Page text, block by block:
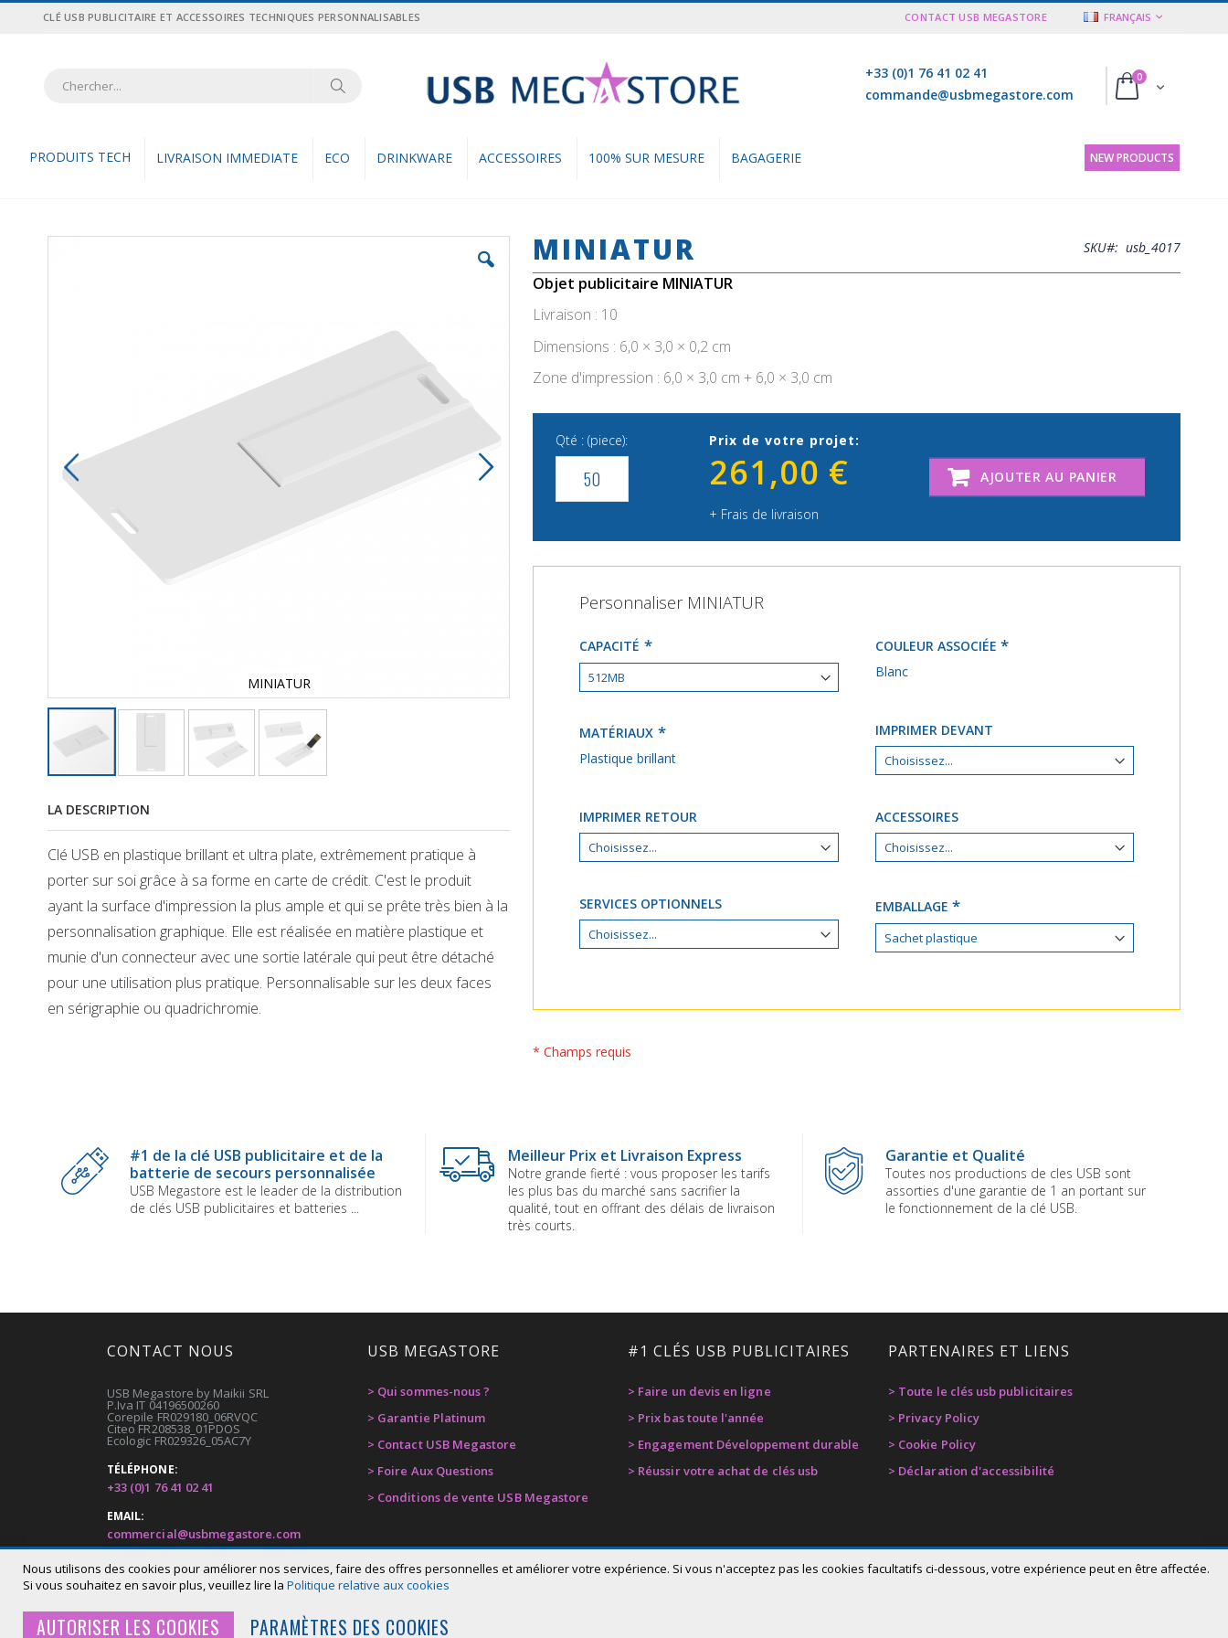
Allez
LANGUEFRANÇAIS
CLÉ USB PUBLICITAIRE ET ACCESSOIRES TECHNIQUES PERSONNALISABLES CONTACT USB MEGASTORE
Cart
0articles
Rechercher
+33 (0)1 76 41 02 41
commande@usbmegastore.com
PRODUITS TECH LIVRAISON IMMEDIATE ECO DRINKWARE ACCESSOIRES 100% SUR MESURE BAGAGERIE NEW PRODUCTS
MINIATUR
LA DESCRIPTION
Clé USB en plastique brillant et ultra plate, extrêmement pratique à
porter sur soi grâce à sa forme en carte de crédit. C'est le produit
ayant la surface d'impression la plus ample et qui se prête très bien à la
personnalisation graphique. Elle est réalisée en matière plastique et
munie d'un connecteur avec une sortie latérale qui peut être détaché
pour une utilisation plus pratique. Personnalisable sur les deux faces
en sérigraphie ou quadrichromie.
gallery
MINIATUR SKU usb_4017
Objet publicitaire MINIATUR
Livraison : 10
Dimensions : 6,0 × 3,0 × 0,2 cm
Zone d'impression : 6,0 × 3,0 cm + 6,0 × 3,0 cm
Qté : (piece): Prix de votre projet:
261,00 €
+ Frais de livraison
AJOUTER AU PANIER
Personnaliser MINIATUR
CAPACITÉ
COULEUR ASSOCIÉE
Blanc
MATÉRIAUX
Plastique brillant
IMPRIMER DEVANT
IMPRIMER RETOUR ACCESSOIRES
SERVICES OPTIONNELS EMBALLAGE
* Champs requis
#1 de la clé USB publicitaire et de la
batterie de secours personnalisée
USB Megastore est le leader de la distribution
de clés USB publicitaires et batteries ...
Meilleur Prix et Livraison Express
Notre grande fierté : vous proposer les tarifs
les plus bas du marché sans sacrifier la
qualité, tout en offrant des délais de livraison
très courts.
Garantie et Qualité
Toutes nos productions de cles USB sont
assorties d'une garantie de 1 an portant sur
le fonctionnement de la clé USB.
CONTACT NOUS
USB Megastore by Maikii SRL
P.Iva IT 04196500260
Corepile FR029180_06RVQC
Citeo FR208538_01PDOS
Ecologic FR029326_05AC7Y
TÉLÉPHONE:
+33 (0)1 76 41 02 41
EMAIL:
commercial@usbmegastore.com
ADDRESSE:
Via G.Bortolan 44, Carbonera (TV) Italy
USB MEGASTORE
> Qui sommes-nous ?
> Garantie Platinum
> Contact USB Megastore
> Foire Aux Questions
> Conditions de vente USB Megastore
#1 CLÉS USB PUBLICITAIRES
> Faire un devis en ligne
> Prix bas toute l'année
> Engagement Développement durable
> Réussir votre achat de clés usb
PARTENAIRES ET LIENS
> Toute le clés usb publicitaires
> Privacy Policy
> Cookie Policy
> Déclaration d'accessibilité
© 2020 USB Megastore
Nous utilisons des cookies pour améliorer nos services, faire des offres personnelles et améliorer votre expérience. Si vous n'acceptez pas les cookies facultatifs ci-dessous, votre expérience peut en être affectée.
Si vous souhaitez en savoir plus, veuillez lire la Politique relative aux cookies
AUTORISER LES COOKIES PARAMÈTRES DES COOKIES